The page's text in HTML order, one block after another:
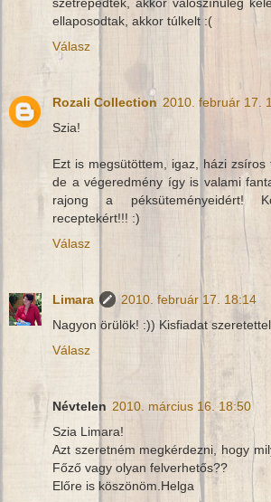
ellaposodtak, akkor túlkelt :(
Válasz
Rozali Collection 2010. február 17.
Szia!
Ezt is megsütöttem, igaz, házi zsíros
de a végeredmény így is valami
rajong a péksüteményeidért!
receptekért!!! :)
Válasz
Limara
2010. február 17. 18:14
Nagyon örülök! :)) Kisfiadat
Válasz
Névtelen 2010. március 16. 18:50
Szia Limara!
Azt szeretném megkérdezni, hogy
Főző vagy olyan felverhetős??
Előre is köszönöm.Helga